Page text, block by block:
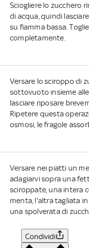
Sciogliere lo zucchero
di acqua, quindi
su fiamma bassa.
completamente.
Versare lo sciroppo di
sottovuoto insieme
lasciare riposare
Ripetere questa
osmosi, le fragole
Versare nei piatti un
adagiarvi sopra una
sciroppate, una intera
menta, l'altra tagliata
una spolverata di
Condividi